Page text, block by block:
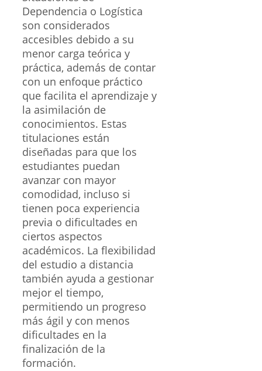
Dependencia o Logística
son considerados
accesibles debido a su
menor carga teórica y
práctica, además de contar
con un enfoque práctico
que facilita el aprendizaje y
la asimilación de
conocimientos. Estas
titulaciones están
diseñadas para que los
estudiantes puedan
avanzar con mayor
comodidad, incluso si
tienen poca experiencia
previa o dificultades en
ciertos aspectos
académicos. La flexibilidad
del estudio a distancia
también ayuda a gestionar
mejor el tiempo,
permitiendo un progreso
más ágil y con menos
dificultades en la
finalización de la
formación.